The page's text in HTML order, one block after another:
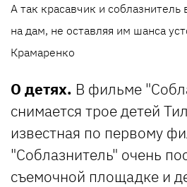
А так красавчик и
на дам, не оставляя им шанса
Крамаренко
О детях. В фильме
снимается трое детей
известная по первому
"Соблазнитель" очень
съемочной площадке и